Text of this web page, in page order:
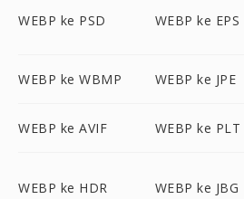
WEBP ke PSD WEBP ke EPS
WEBP ke WBMP WEBP ke JPE
WEBP ke AVIF WEBP ke PLT
WEBP ke HDR WEBP ke JBG